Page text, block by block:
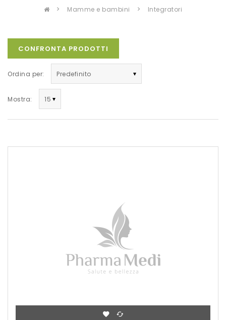
mamme e bambini integratori
CONFRONTA PRODOTTI
Ordina per:
Mostra: